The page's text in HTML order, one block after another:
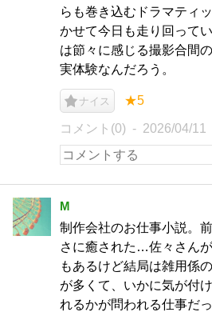
らも巻き込むドラマティ
かせて今日も走り回って
は節々に感じる撮影合間
実体験なんだろう。
ナイス ★5
コメント(0) 2026/04/11
M
制作会社のお仕事小説。
さに癒された…佐々さん
もあるけど結局は雑用係
が多くて、いかに気が付
れるかが問われる仕事だ